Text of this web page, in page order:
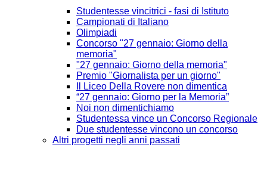
Studentesse vincitrici - fasi di Istituto
Campionati di Italiano
Olimpiadi
Concorso "27 gennaio: Giorno della
memoria"
"27 gennaio: Giorno della memoria"
Premio "Giornalista per un giorno"
Il Liceo Della Rovere non dimentica
“27 gennaio: Giorno per la Memoria”
Noi non dimentichiamo
Studentessa vince un Concorso Regionale
Due studentesse vincono un concorso
Altri progetti negli anni passati